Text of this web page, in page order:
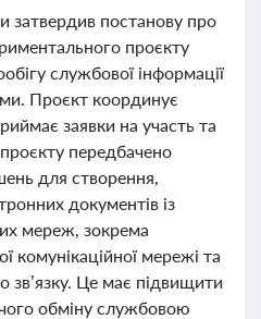
затвердив постанову про
проєкту
службової інформації
Проєкт координує
заявки на участь та
передбачено
для створення,
документів із
мереж, зокрема
комунікаційної мережі та
зв’язку. Це має підвищити
обміну службовою